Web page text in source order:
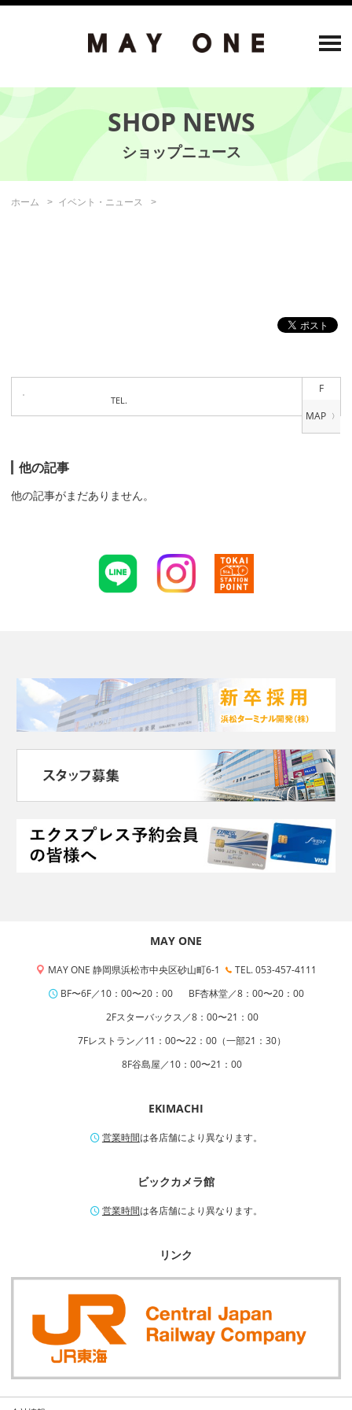
SHOP NEWS
ホーム イベント・ニュース
F
TEL.
他の記事
他の記事がまだありません。
MAY ONE
MAY ONE 静岡県浜松市中央区砂山町6-1
TEL. 053-457-4111
BF〜6F／10：00〜20：00
BF杏林堂／8：00〜20：00
2Fスターバックス／8：00〜21：00
7Fレストラン／11：00〜22：00（一部21：30）
8F谷島屋／10：00〜21：00
EKIMACHI
営業時間は各店舗により異なります。
ビックカメラ館
営業時間は各店舗により異なります。
リンク